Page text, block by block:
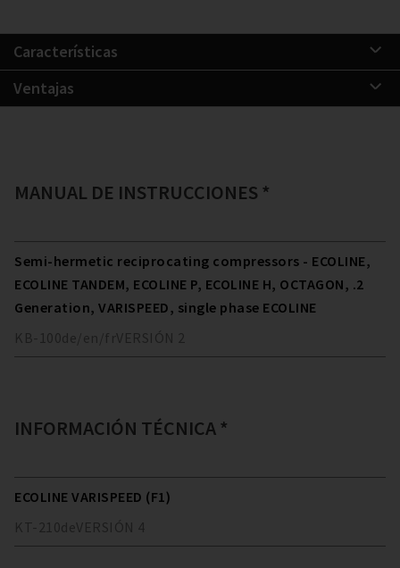
Características
Ventajas
MANUAL DE INSTRUCCIONES *
Semi-hermetic reciprocating compressors - ECOLINE,
ECOLINE TANDEM, ECOLINE P, ECOLINE H, OCTAGON, .2
Generation, VARISPEED, single phase ECOLINE
KB-100de/en/fr VERSIÓN 2
INFORMACIÓN TÉCNICA *
ECOLINE VARISPEED (F1)
KT-210deVERSIÓN 4